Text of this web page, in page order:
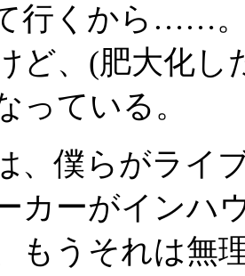
行くから……
ど、(肥大化し
っている。
、僕らがライ
カーがインハ
もうそれは無